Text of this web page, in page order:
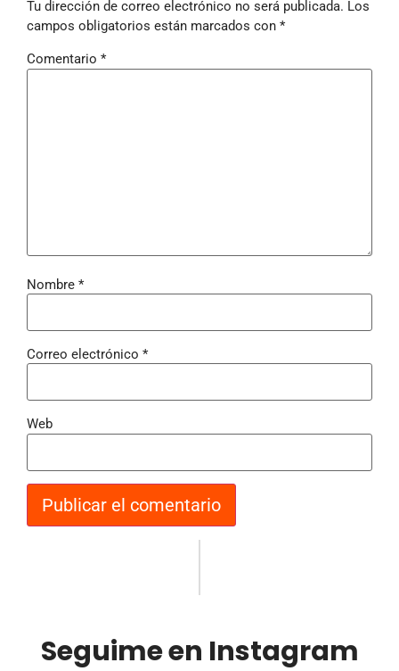
Tu dirección de correo electrónico no será publicada. Los
campos obligatorios están marcados con *
Comentario *
Nombre *
Correo electrónico *
Web
Seguime en Instagram